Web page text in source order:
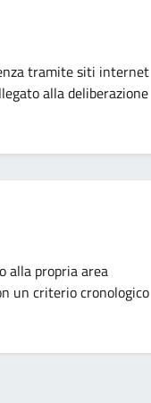
tramite siti internet
alla deliberazione
alla propria area
un criterio cronologico